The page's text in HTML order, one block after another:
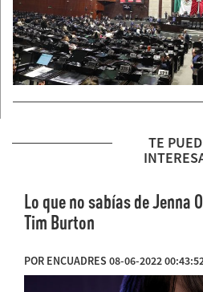
TE
Lo que no sabías de Jenna
Tim Burton
POR ENCUADRES 08-06-2022